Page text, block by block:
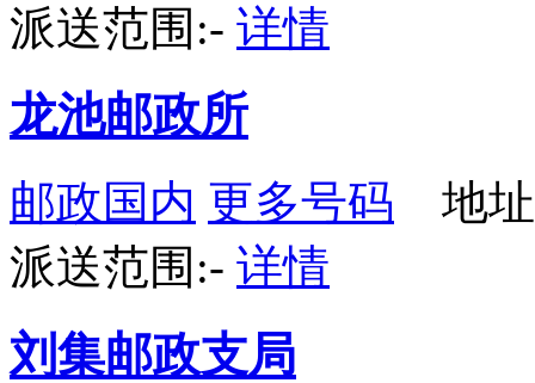
派送范围:- 详情
龙池邮政所
邮政国内 更多号码 地址
派送范围:- 详情
刘集邮政支局